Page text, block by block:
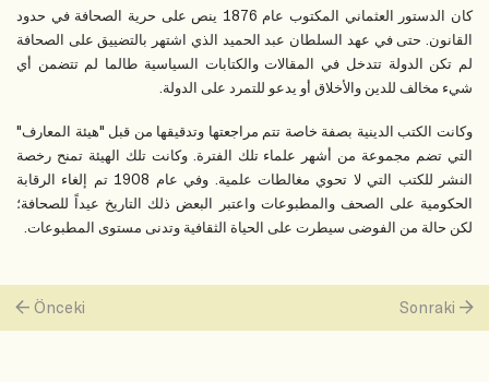
كان الدستور العثماني المكتوب عام 1876 ينص على حرية الصحافة في حدود
القانون. حتى في عهد السلطان عبد الحميد الذي اشتهر بالتضييق على الصحافة
لم تكن الدولة تتدخل في المقالات والكتابات السياسية طالما لم تتضمن أي
شيء مخالف للدين والأخلاق أو يدعو للتمرد على الدولة.
وكانت الكتب الدينية بصفة خاصة تتم مراجعتها وتدقيقها من قبل "هيئة المعارف"
التي تضم مجموعة من أشهر علماء تلك الفترة. وكانت تلك الهيئة تمنح رخصة
النشر للكتب التي لا تحوي مغالطات علمية. وفي عام 1908 تم إلغاء الرقابة
الحكومية على الصحف والمطبوعات واعتبر البعض ذلك التاريخ عيداً للصحافة؛
لكن حالة من الفوضى سيطرت على الحياة الثقافية وتدنى مستوى المطبوعات.
Önceki Sonraki